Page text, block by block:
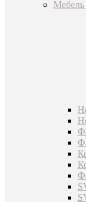
Мебель